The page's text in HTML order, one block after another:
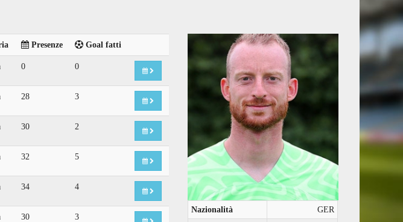
Presenze Goal fatti
0 0
28 3
30 2
32 5
34 4
30 3
Nazionalità
GER